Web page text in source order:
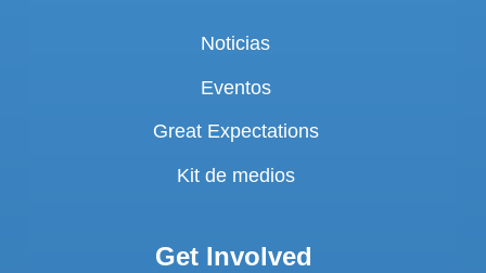
Noticias
Eventos
Great Expectations
Kit de medios
Get Involved